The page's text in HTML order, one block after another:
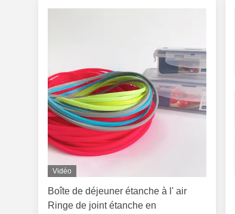
Vidéo
Boîte de déjeuner étanche à l' air
Ringe de joint étanche en